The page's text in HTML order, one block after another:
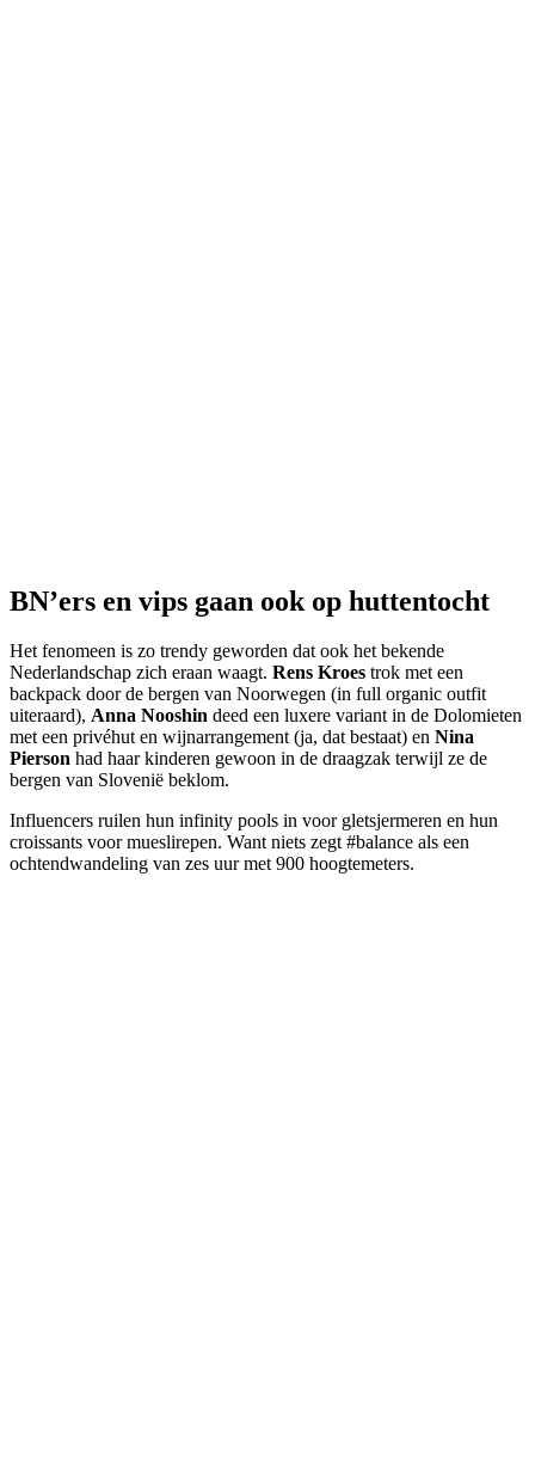
BN’ers en vips gaan ook op huttentocht
Het fenomeen is zo trendy geworden dat ook het bekende
Nederlandschap zich eraan waagt. Rens Kroes trok met een
backpack door de bergen van Noorwegen (in full organic outfit
uiteraard), Anna Nooshin deed een luxere variant in de Dolomieten
met een privéhut en wijnarrangement (ja, dat bestaat) en Nina
Pierson had haar kinderen gewoon in de draagzak terwijl ze de
bergen van Slovenië beklom.
Influencers ruilen hun infinity pools in voor gletsjermeren en hun
croissants voor mueslirepen. Want niets zegt #balance als een
ochtendwandeling van zes uur met 900 hoogtemeters.